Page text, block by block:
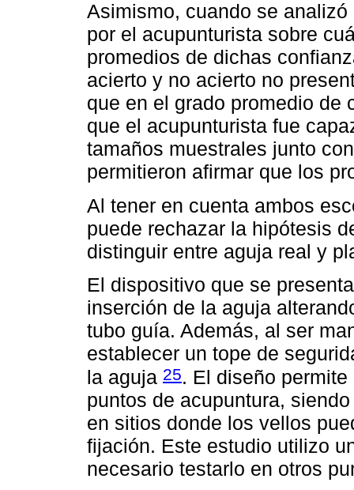
Asimismo, cuando se
por el acupunturista sobre
promedios de dichas
acierto y no acierto no
que en el grado promedio de
que el acupunturista fue
tamaños muestrales junto
permitieron afirmar que los
Al tener en cuenta ambos
puede rechazar la hipótesis
distinguir entre aguja real y
El dispositivo que se
inserción de la aguja
tubo guía. Además, al ser
establecer un tope de
la aguja 25. El diseño
puntos de acupuntura,
en sitios donde los vellos
fijación. Este estudio utilizo
necesario testarlo en otros